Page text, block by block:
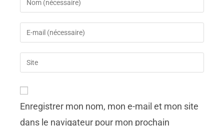
Enregistrer mon nom, mon e-mail et mon site
dans le navigateur pour mon prochain